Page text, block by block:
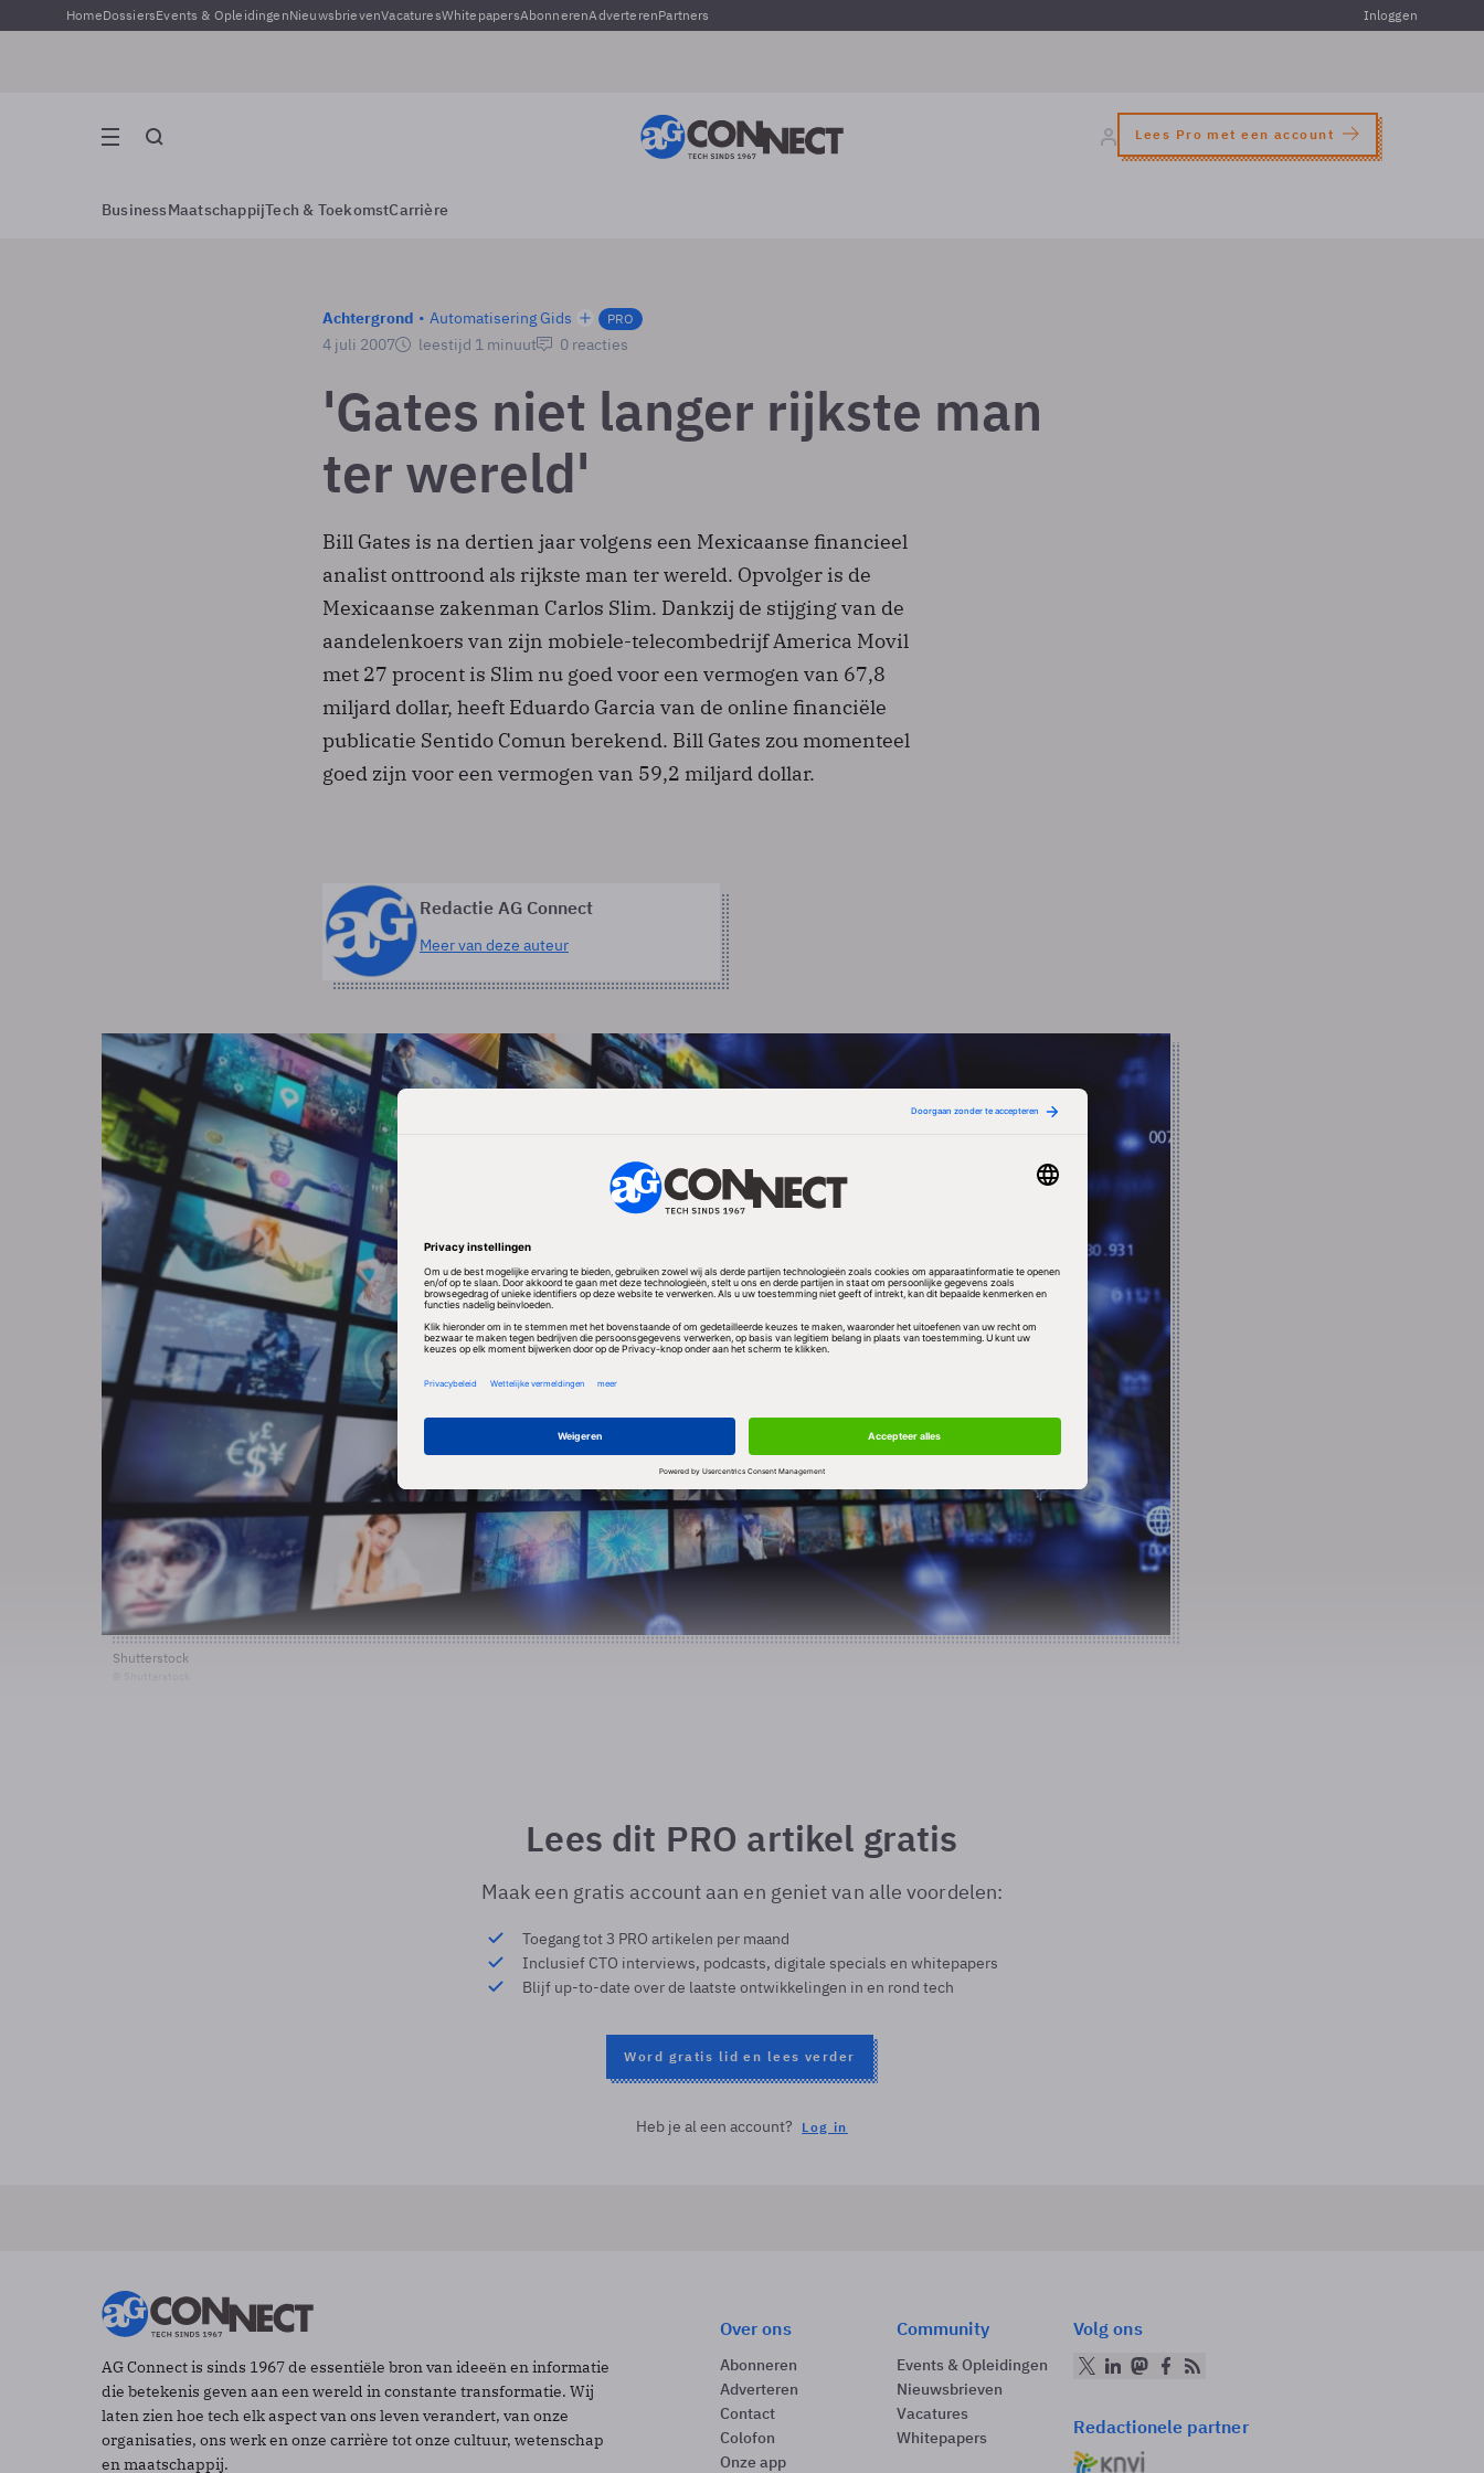
HomeDossiersEvents & OpleidingenNieuwsbrievenVacaturesWhitepapersAbonnerenAdverterenPartners Inloggen
Lees Pro met een account
BusinessMaatschappijTech & ToekomstCarrière
Achtergrond Automatisering Gids PRO
4 juli 2007 leestijd 1 minuut 0 reacties
'Gates niet langer rijkste man
ter wereld'
Bill Gates is na dertien jaar volgens een Mexicaanse financieel
analist onttroond als rijkste man ter wereld. Opvolger is de
Mexicaanse zakenman Carlos Slim. Dankzij de stijging van de
aandelenkoers van zijn mobiele-telecombedrijf America Movil
met 27 procent is Slim nu goed voor een vermogen van 67,8
miljard dollar, heeft Eduardo Garcia van de online financiële
publicatie Sentido Comun berekend. Bill Gates zou momenteel
goed zijn voor een vermogen van 59,2 miljard dollar.
Redactie AG Connect
Meer van deze auteur
Shutterstock
Lees dit PRO artikel gratis
Maak een gratis account aan en geniet van alle voordelen:
Toegang tot 3 PRO artikelen per maand
Inclusief CTO interviews, podcasts, digitale specials en whitepapers
Blijf up-to-date over de laatste ontwikkelingen in en rond tech
Word gratis lid en lees verder
Heb je al een account? Log in
AG Connect is sinds 1967 de essentiële bron van ideeën en informatie
die betekenis geven aan een wereld in constante transformatie. Wij
laten zien hoe tech elk aspect van ons leven verandert, van onze
organisaties, ons werk en onze carrière tot onze cultuur, wetenschap
en maatschappij.
Over ons
Abonneren
Adverteren
Contact
Colofon
Onze app
Community
Events & Opleidingen
Nieuwsbrieven
Vacatures
Whitepapers
Volg ons
Redactionele partner